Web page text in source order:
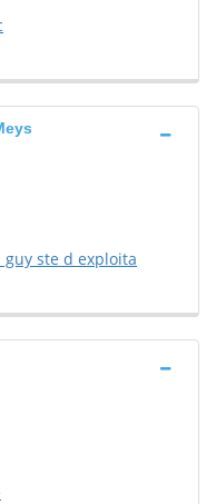
ste d exploita